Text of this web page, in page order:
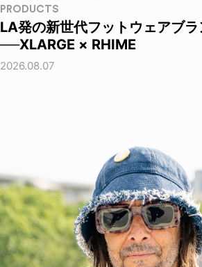
PRODUCTS
LA発の新世代フットウェアブラ
──XLARGE × RHIME
2026.08.07